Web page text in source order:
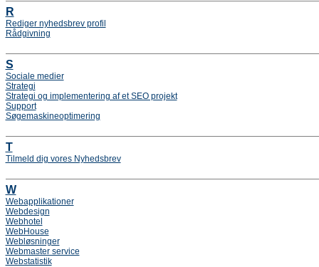
R
Rediger nyhedsbrev profil
Rådgivning
S
Sociale medier
Strategi
Strategi og implementering af et SEO projekt
Support
Søgemaskineoptimering
T
Tilmeld dig vores Nyhedsbrev
W
Webapplikationer
Webdesign
Webhotel
WebHouse
Webløsninger
Webmaster service
Webstatistik